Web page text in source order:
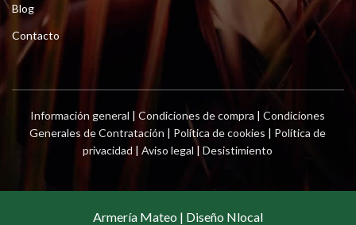
Blog
Contacto
Información general |Condiciones de compra |Condiciones
Generales de Contratación | Política de cookies | Política de
privacidad |Aviso legal |Desistimiento
Armería Mateo | Diseño Nlocal